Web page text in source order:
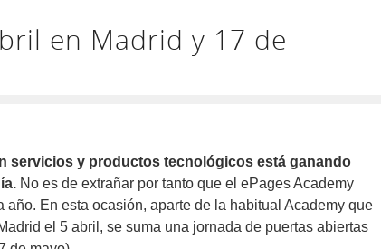
en Madrid y 17 de
servicios y productos tecnológicos está ganando
No es de extrañar por tanto que el ePages Academy
año. En esta ocasión, aparte de la habitual Academy que
el 5 abril, se suma una jornada de puertas abiertas